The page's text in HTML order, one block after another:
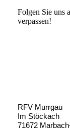
Folgen Sie uns
verpassen!
RFV Murrgau
Im Stöckach
71672